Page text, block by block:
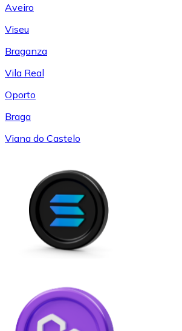
Aveiro
Viseu
Braganza
Vila Real
Oporto
Braga
Viana do Castelo